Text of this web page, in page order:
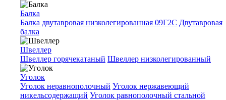
Балка
Балка двутавровая низколегированная 09Г2С Двутавровая
балка
Швеллер
Швеллер горячекатаный Швеллер низколегированный
Уголок
Уголок неравнополочный Уголок нержавеющий
никельсодержащий Уголок равнополочный стальной